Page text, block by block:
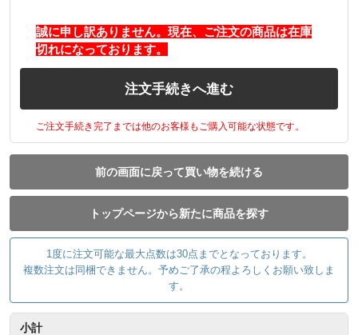
誠に申し訳ありません。現在、ご注文の商品は在庫
切れになっております。
注文手続きへ進む
ご注文手続き完了までは他のお客様もご購入可能な状態です。
前の画面に戻って買い物を続ける
トップページから新たに商品を探す
1度に注文可能な最大点数は30点までとなっております。
複数注文は同梱できません。予めご了承の程よろしくお願い致しま
す。
小計